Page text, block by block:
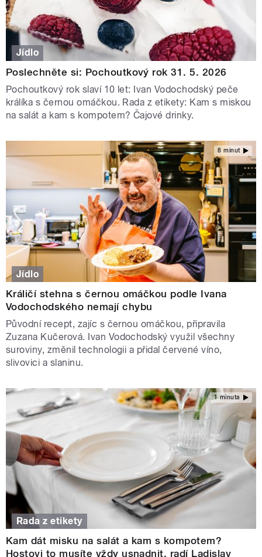
Jídlo
Poslechněte si: Pochoutkový rok 31. 5. 2026
Pochoutkový rok slaví 10 let: Ivan Vodochodský peče
králíka s černou omáčkou. Rada z etikety: Kam s miskou
na salát a kam s kompotem? Čajové drinky.
8 minut
Jídlo
Králičí stehna s černou omáčkou podle Ivana
Vodochodského nemají chybu
Původní recept, zajíc s černou omáčkou, připravila
Zuzana Kučerová. Ivan Vodochodský využil všechny
suroviny, změnil technologii a přidal červené víno,
slivovici a slaninu.
1 minuta
Rada z etikety
Kam dát misku na salát a kam s kompotem?
Hostovi to musíte vždy usnadnit, radí Ladislav